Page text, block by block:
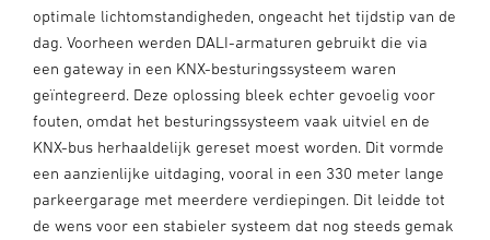
optimale lichtomstandigheden, ongeacht het tijdstip van de
dag. Voorheen werden DALI-armaturen gebruikt die via
een gateway in een KNX-besturingssysteem waren
geïntegreerd. Deze oplossing bleek echter gevoelig voor
fouten, omdat het besturingssysteem vaak uitviel en de
KNX-bus herhaaldelijk gereset moest worden. Dit vormde
een aanzienlijke uitdaging, vooral in een 330 meter lange
parkeergarage met meerdere verdiepingen. Dit leidde tot
de wens voor een stabieler systeem dat nog steeds gemak